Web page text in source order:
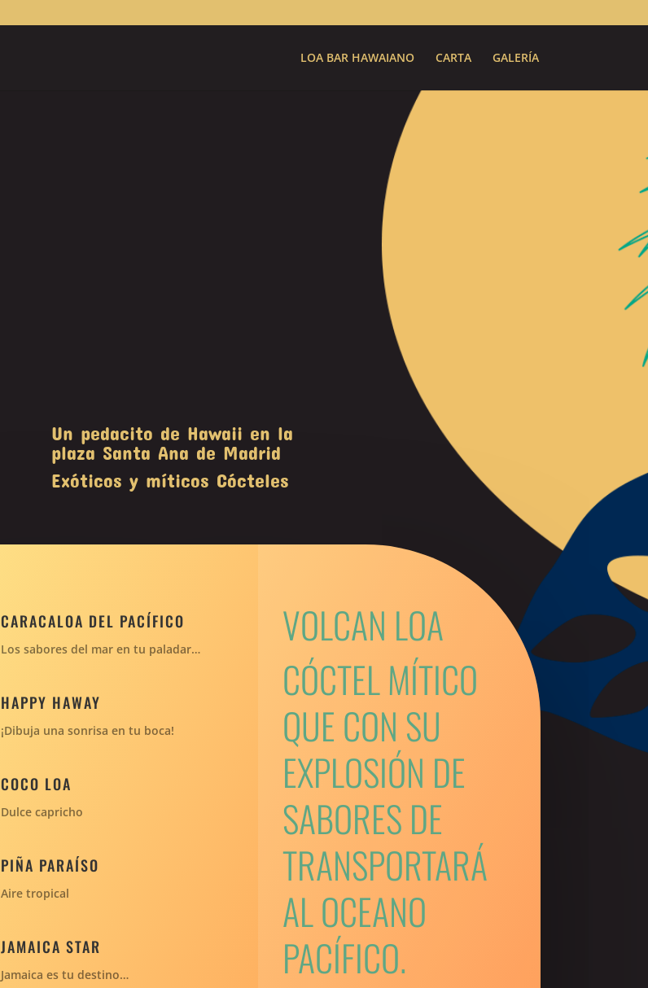
LOA BAR HAWAIANO CARTA GALERÍA
Un pedacito de Hawaii en la
plaza Santa Ana de Madrid
Exóticos y míticos Cócteles
CARACALOA DEL PACÍFICO
Los sabores del mar en tu paladar…
HAPPY HAWAY
¡Dibuja una sonrisa en tu boca!
COCO LOA
Dulce capricho
PIÑA PARAÍSO
Aire tropical
JAMAICA STAR
Jamaica es tu destino…
VOLCAN LOA
CÓCTEL MÍTICO
QUE CON SU
EXPLOSIÓN DE
SABORES DE
TRANSPORTARÁ
AL OCEANO
PACÍFICO.